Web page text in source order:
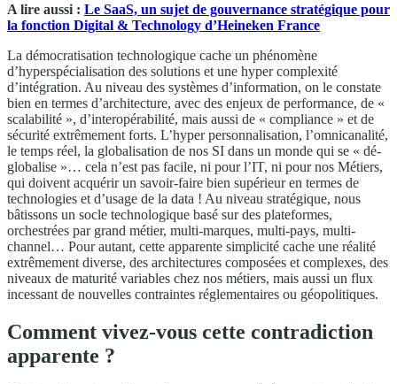
A lire aussi : Le SaaS, un sujet de gouvernance stratégique pour
la fonction Digital & Technology d’Heineken France
La démocratisation technologique cache un phénomène
d’hyperspécialisation des solutions et une hyper complexité
d’intégration. Au niveau des systèmes d’information, on le constate
bien en termes d’architecture, avec des enjeux de performance, de «
scalabilité », d’interopérabilité, mais aussi de « compliance » et de
sécurité extrêmement forts. L’hyper personnalisation, l’omnicanalité,
le temps réel, la globalisation de nos SI dans un monde qui se « dé-
globalise »… cela n’est pas facile, ni pour l’IT, ni pour nos Métiers,
qui doivent acquérir un savoir-faire bien supérieur en termes de
technologies et d’usage de la data ! Au niveau stratégique, nous
bâtissons un socle technologique basé sur des plateformes,
orchestrées par grand métier, multi-marques, multi-pays, multi-
channel… Pour autant, cette apparente simplicité cache une réalité
extrêmement diverse, des architectures composées et complexes, des
niveaux de maturité variables chez nos métiers, mais aussi un flux
incessant de nouvelles contraintes réglementaires ou géopolitiques.
Comment vivez-vous cette contradiction
apparente ?